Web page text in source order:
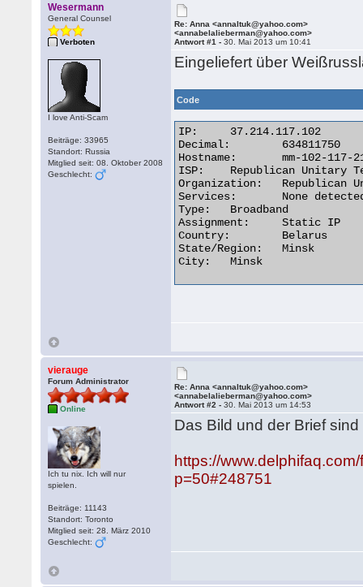
Wesermann
General Counsel
Verboten
I love Anti-Scam
Beiträge: 33965
Standort: Russia
Mitglied seit: 08. Oktober 2008
Geschlecht:
Re: Anna <annaltuk@yahoo.com>
<annabelalieberman@yahoo.com>
Antwort #1 -30. Mai 2013 um 10:41
Eingeliefert über
Code
IP:	37.214.117.102
Decimal:	634811750
Hostname:	mm-102-117-214-37.dynamic.pppoe.mgts.by
ISP:	Republican Unitary Telecommunication Enterprise Be
Organization:	Republican Unitary Enterprise BELTELECOM
Services:	None detected
Type:	Broadband
Assignment:	Static IP
Country:	Belarus
State/Region:	Minsk
City:	Minsk
vierauge
Forum Administrator
Online
Ich tu nix. Ich will nur
spielen.
Beiträge: 11143
Standort: Toronto
Mitglied seit: 28. März 2010
Geschlecht:
Re: Anna <annaltuk@yahoo.com>
<annabelalieberman@yahoo.com>
Antwort #2 -30. Mai 2013 um 14:53
Das Bild und der Brief
https://
p=50#248751